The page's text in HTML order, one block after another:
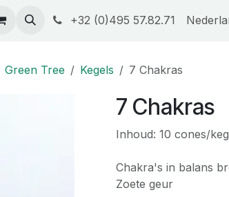
Privacy beleid Opleidingen & Workshops
+32 (0)495 57.82.71
Green Tree Kegels 7 Chakras
7 Chakras
Inhoud: 10 cones/
Chakra's in balans
Zoete geur